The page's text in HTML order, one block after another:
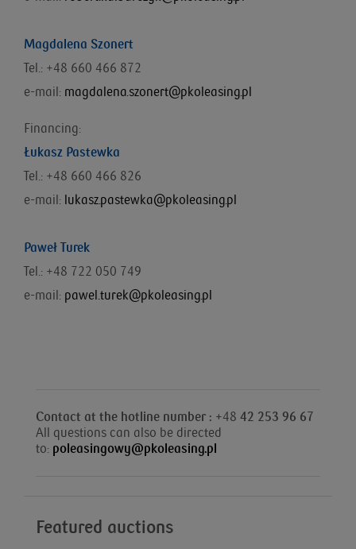
Magdalena Szonert
Tel.: +48 660 466 872
e-mail: magdalena.szonert@pkoleasing.pl
Financing:
Łukasz Pastewka
Tel.: +48 660 466 826
e-mail: lukasz.pastewka@pkoleasing.pl
Paweł Turek
Tel.: +48 722 050 749
e-mail: pawel.turek@pkoleasing.pl
Contact at the hotline number : +48 42 253 96 67
All questions can also be directed
to: poleasingowy@pkoleasing.pl
Featured auctions